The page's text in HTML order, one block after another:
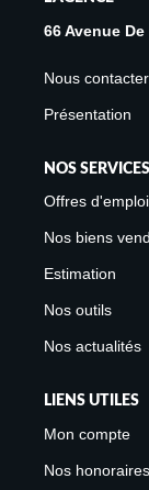
66 Avenue
Nous contacter
Présentation
NOS SERVICES
Offres
Nos biens
Estimation
Nos outils
Nos actualités
LIENS UTILES
Mon compte
Nos honoraires